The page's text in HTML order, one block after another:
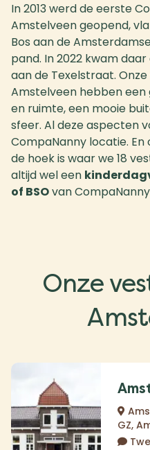
In 2013 werd de eerste
Amstelveen geopend,
Bos aan de
pand. In 2022 kwam
aan de Texelstraat.
Amstelveen hebben een
en ruimte, een mooie
sfeer. Al deze aspecten
CompaNanny locatie. En
de hoek is waar we 18
altijd wel een
of BSOvan
Onze
GZ,